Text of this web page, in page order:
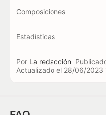
Composiciones
Estadísticas
Por La redacción
Actualizado el 28/06/2023